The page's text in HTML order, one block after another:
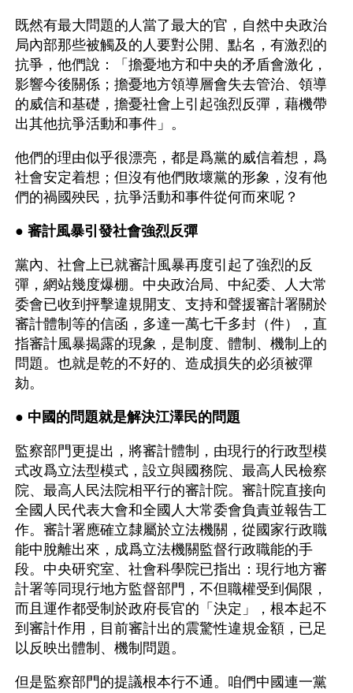
既然有最大問題的人當了最大的官，自然中央政治
局內部那些被觸及的人要對公開、點名，有激烈的
抗爭，他們說：「擔憂地方和中央的矛盾會激化，
影響今後關係；擔憂地方領導層會失去管治、領導
的威信和基礎，擔憂社會上引起強烈反彈，藉機帶
出其他抗爭活動和事件」。
他們的理由似乎很漂亮，都是爲黨的威信着想，爲
社會安定着想；但沒有他們敗壞黨的形象，沒有他
們的禍國殃民，抗爭活動和事件從何而來呢？
● 審計風暴引發社會強烈反彈
黨內、社會上已就審計風暴再度引起了強烈的反
彈，網站幾度爆棚。中央政治局、中紀委、人大常
委會已收到抨擊違規開支、支持和聲援審計署關於
審計體制等的信函，多達一萬七千多封（件），直
指審計風暴揭露的現象，是制度、體制、機制上的
問題。也就是乾的不好的、造成損失的必須被彈
劾。
● 中國的問題就是解決江澤民的問題
監察部門更提出，將審計體制，由現行的行政型模
式改爲立法型模式，設立與國務院、最高人民檢察
院、最高人民法院相平行的審計院。審計院直接向
全國人民代表大會和全國人大常委會負責並報告工
作。審計署應確立隸屬於立法機關，從國家行政職
能中脫離出來，成爲立法機關監督行政職能的手
段。中央研究室、社會科學院已指出：現行地方審
計署等同現行地方監督部門，不但職權受到侷限，
而且運作都受制於政府長官的「決定」，根本起不
到審計作用，目前審計出的震驚性違規金額，已足
以反映出體制、機制問題。
但是監察部門的提議根本行不通。咱們中國連一黨